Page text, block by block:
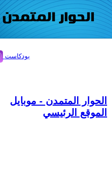
بودكاست
الحوار المتمدن - موبايل
الموقع الرئيسي